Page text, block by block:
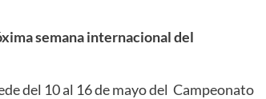
semana internacional del
del 10 al 16 de mayo del Campeonato